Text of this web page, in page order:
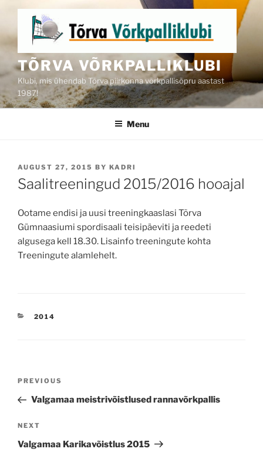
content
TÕRVA VÕRKPALLIKLUBI
Klubi, mis ühendab Tõrva piirkonna võrkpallisõpru aastast
1987!
Menu
POSTED
ON
AUGUST 27, 2015 BY KADRI
Saalitreeningud 2015/2016 hooajal
Ootame endisi ja uusi treeningkaaslasi Tõrva
Gümnaasiumi spordisaali teisipäeviti ja reedeti
algusega kell 18.30. Lisainfo treeningute kohta
Treeningute alamlehelt.
CATEGORIES
2014
Navigeerimine
Previous
Post
PREVIOUS
Valgamaa meistrivõistlused rannavõrkpallis
Next
Post
NEXT
Valgamaa Karikavõistlus 2015